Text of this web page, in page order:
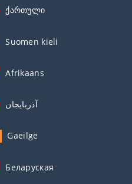
ქართული
Suomen kieli
Afrikaans
آذربايجان
Gaeilge
Беларуская